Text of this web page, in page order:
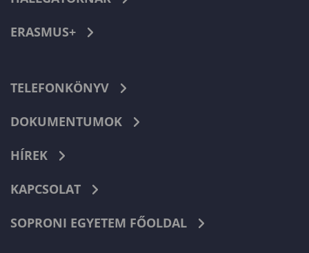
ERASMUS+
TELEFONKÖNYV
DOKUMENTUMOK
HÍREK
KAPCSOLAT
SOPRONI EGYETEM FŐOLDAL